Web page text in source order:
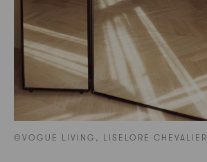
©VOGUE LIVING, LISELORE CHEVALIER